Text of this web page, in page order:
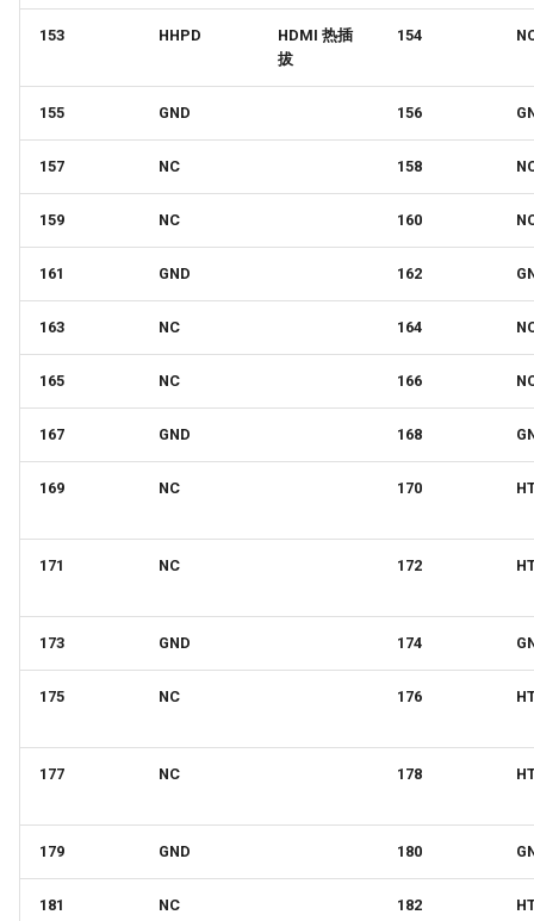
153 HHPD
HDMI 热插
拔
154
155 GND 156
157 NC 158
159 NC 160
161 GND 162
163 NC 164
165 NC 166
167 GND 168
169 NC 170
171 NC 172
173 GND 174
175 NC 176
177 NC 178
179 GND 180
181 NC 182